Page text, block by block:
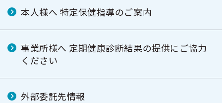
ュ
ー
ュ
本人様へ 特定保健指導のご案内
事業所様へ 定期健康診断結果の提供にご協力
ください
外部委託先情報